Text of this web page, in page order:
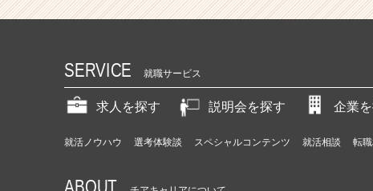
SERVICE 就職サービス
求人を探す 説明会を探す 企業
就活ノウハウ 選考体験談 スペシャルコンテンツ 就活相談 転